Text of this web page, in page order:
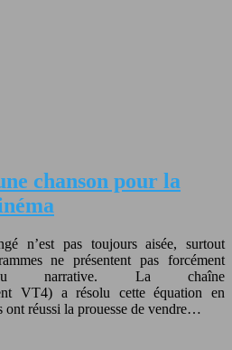
chanson pour la
n’est pas toujours aisée, surtout
ne présentent pas forcément
narrative. La chaîne
VT4) a résolu cette équation en
ont réussi la prouesse de vendre…